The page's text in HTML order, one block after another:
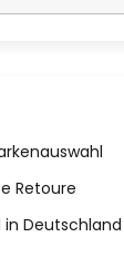
Retoure
in Deutschland